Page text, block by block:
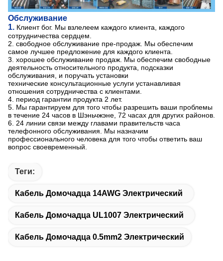
Обслуживание
1. Клиент бог. Мы взлелеем каждого клиента, каждого
сотрудничества сердцем.
2. свободное обслуживание пре-продаж. Мы обеспечим
самое лучшее предложение для каждого клиента.
3. хорошее обслуживание продаж. Мы обеспечим свободные
деятельность относительного продукта, подсказки
обслуживания, и поручать установки
технические консультационные услуги устанавливая
отношения сотрудничества с клиентами.
4. период гарантии продукта 2 лет.
5. Мы гарантируем для того чтобы разрешить ваши проблемы
в течение 24 часов в Шэньчжэне, 72 часах для других районов.
6. 24 линии связи между главами правительств часа
телефонного обслуживания. Мы назначим
профессионального человека для того чтобы ответить ваш
вопрос своевременный.
Теги:
Кабель Домочадца 14AWG Электрический
Кабель Домочадца UL1007 Электрический
Кабель Домочадца 0.5mm2 Электрический